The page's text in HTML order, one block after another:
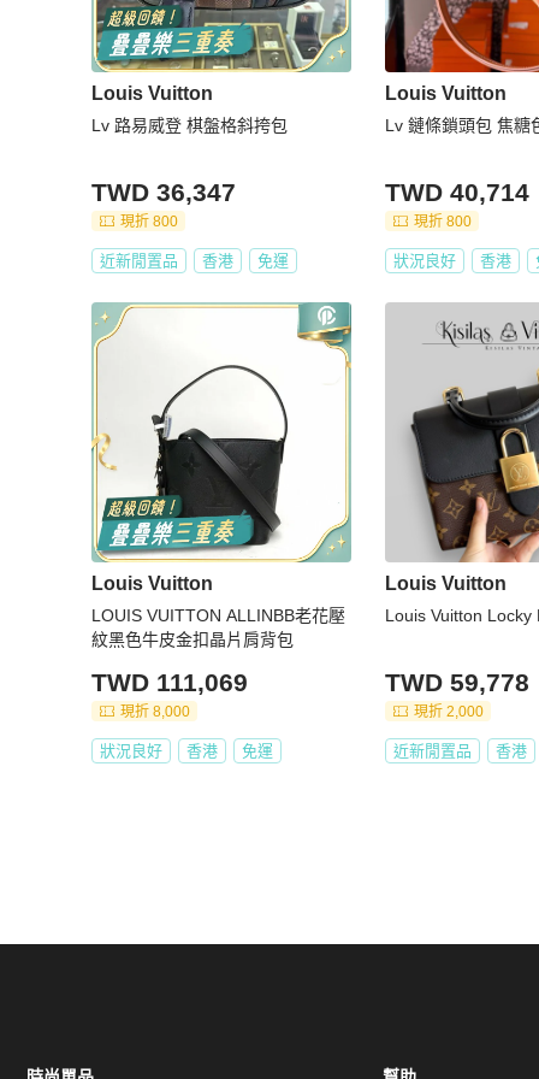
Louis Vuitton
Lv 路易威登 棋盤格斜挎包
TWD 36,347
現折 800
近新閒置品 香港 免運
Louis Vuitton
Lv 鏈條鎖頭包 焦糖
TWD 40,714
現折 800
狀況良好 香港
Louis Vuitton
LOUIS VUITTON ALLINBB老花壓
紋黑色牛皮金扣晶片肩背包
TWD 111,069
現折 8,000
狀況良好 香港 免運
Louis Vuitton
Louis Vuitton Locky
TWD 59,778
現折 2,000
近新閒置品 香港